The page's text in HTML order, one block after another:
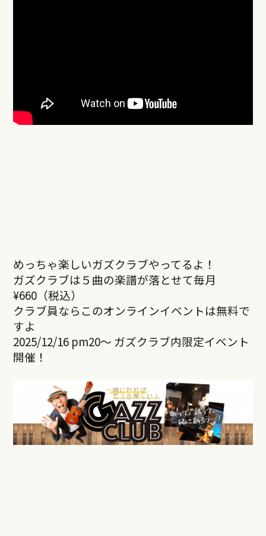
めっちゃ楽しいガズクラブやってるよ！
ガズクラブは５曲の楽譜が落とせて毎月
¥660（税込）
クラブ員ならこのオンラインイベントは無料で
すよ
2025/12/16 pm20～ ガズクラブ内限定イベント
開催！